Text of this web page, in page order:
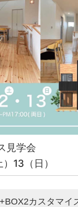
見学会
13（日）
カスタマイ